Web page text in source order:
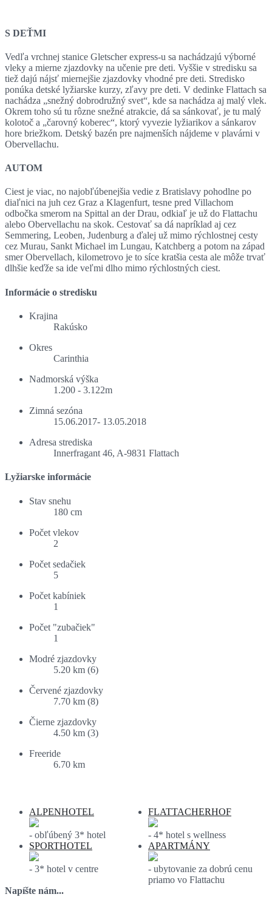
S DEŤMI
Vedľa vrchnej stanice Gletscher express-u sa nachádzajú výborné
vleky a mierne zjazdovky na učenie pre deti. Vyššie v stredisku sa
tiež dajú nájsť miernejšie zjazdovky vhodné pre deti. Stredisko
ponúka detské lyžiarske kurzy, zľavy pre deti. V dedinke Flattach sa
nachádza „snežný dobrodružný svet“, kde sa nachádza aj malý vlek.
Okrem toho sú tu rôzne snežné atrakcie, dá sa sánkovať, je tu malý
kolotoč a „čarovný koberec“, ktorý vyvezie lyžiarikov a sánkarov
hore briežkom. Detský bazén pre najmenších nájdeme v plavárni v
Obervellachu.
AUTOM
Ciest je viac, no najobľúbenejšia vedie z Bratislavy pohodlne po
diaľnici na juh cez Graz a Klagenfurt, tesne pred Villachom
odbočka smerom na Spittal an der Drau, odkiaľ je už do Flattachu
alebo Obervellachu na skok. Cestovať sa dá napríklad aj cez
Semmering, Leoben, Judenburg a ďalej už mimo rýchlostnej cesty
cez Murau, Sankt Michael im Lungau, Katchberg a potom na západ
smer Obervellach, kilometrovo je to síce kratšia cesta ale môže trvať
dlhšie keďže sa ide veľmi dlho mimo rýchlostných ciest.
Informácie o stredisku
Krajina
Rakúsko
Okres
Carinthia
Nadmorská výška
1.200 - 3.122m
Zimná sezóna
15.06.2017- 13.05.2018
Adresa strediska
Innerfragant 46, A-9831 Flattach
Lyžiarske informácie
Stav snehu
180 cm
Počet vlekov
2
Počet sedačiek
5
Počet kabíniek
1
Počet "zubačiek"
1
Modré zjazdovky
5.20 km (6)
Červené zjazdovky
7.70 km (8)
Čierne zjazdovky
4.50 km (3)
Freeride
6.70 km
ALPENHOTEL
- obľúbený 3* hotel
FLATTACHERHOF
- 4* hotel s wellness
SPORTHOTEL
- 3* hotel v centre
APARTMÁNY
- ubytovanie za dobrú cenu
priamo vo Flattachu
Napíšte nám...